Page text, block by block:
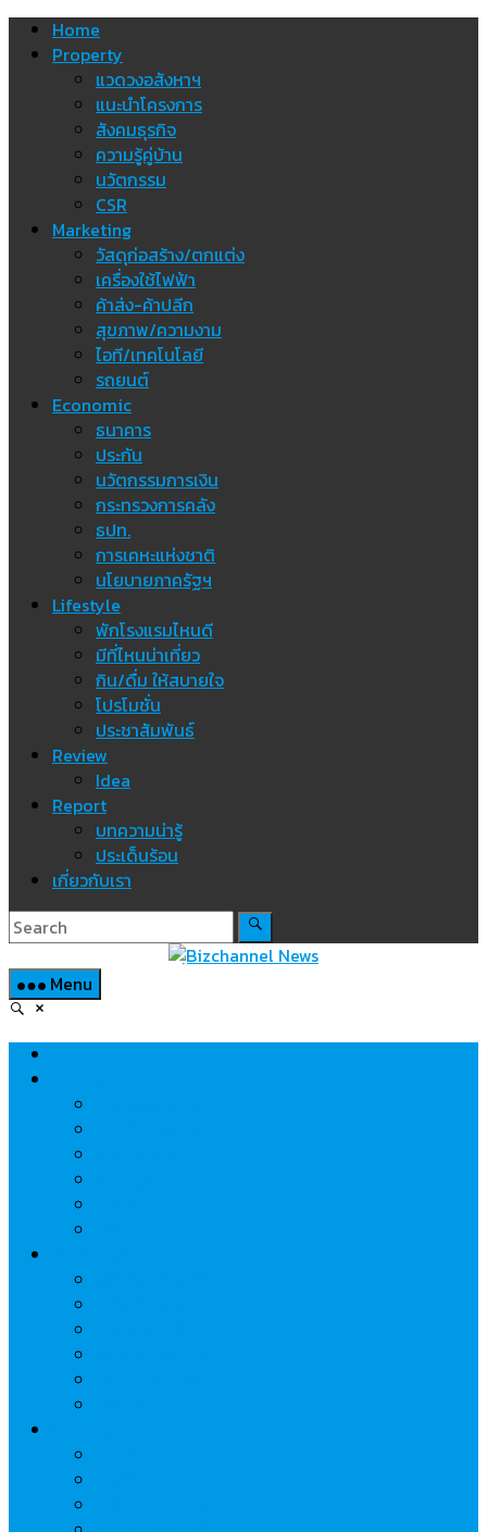
Skip Home
Property
แวดวงอสังหาฯ
แนะนำโครงการ
สังคมธุรกิจ
ความรู้คู่บ้าน
นวัตกรรม
CSR
Marketing
วัสดุก่อสร้าง/ตกแต่ง
เครื่องใช้ไฟฟ้า
ค้าส่ง-ค้าปลีก
สุขภาพ/ความงาม
ไอที/เทคโนโลยี
รถยนต์
Economic
ธนาคาร
ประกัน
นวัตกรรมการเงิน
กระทรวงการคลัง
ธปท.
การเคหะแห่งชาติ
นโยบายภาครัฐฯ
Lifestyle
พักโรงแรมไหนดี
มีที่ไหนน่าเที่ยว
กิน/ดื่ม ให้สบายใจ
โปรโมชั่น
ประชาสัมพันธ์
Review
Idea
Report
บทความน่ารู้
ประเด็นร้อน
เกี่ยวกับเรา
Menu